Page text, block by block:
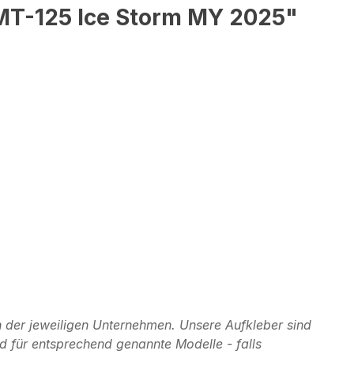
125 Ice Storm MY 2025"
jeweiligen Unternehmen. Unsere Aufkleber sind
für entsprechend genannte Modelle - falls